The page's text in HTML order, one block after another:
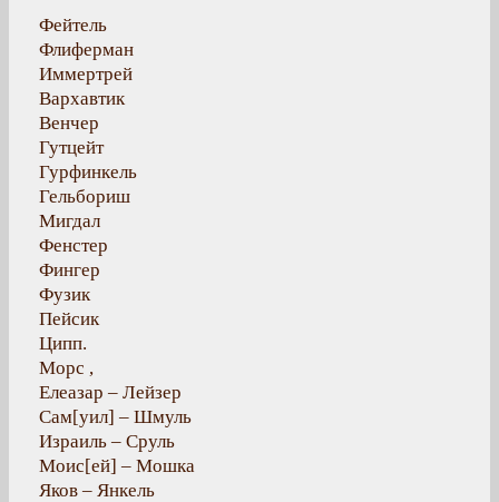
Фейтель
Флиферман
Иммертрей
Вархавтик
Венчер
Гутцейт
Гурфинкель
Гельбориш
Мигдал
Фенстер
Фингер
Фузик
Пейсик
Ципп.
Морс ,
Елеазар – Лейзер
Сам[уил] – Шмуль
Израиль – Сруль
Моис[ей] – Мошка
Яков – Янкель